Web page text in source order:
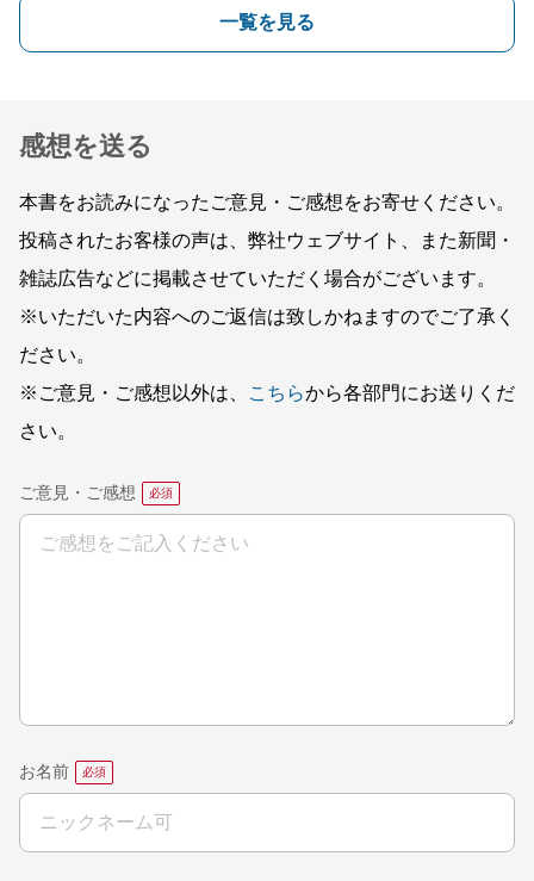
一覧を見る
感想を送る
本書をお読みになったご意見・ご感想をお寄せください。
投稿されたお客様の声は、弊社ウェブサイト、また新聞・
雑誌広告などに掲載させていただく場合がございます。
※いただいた内容へのご返信は致しかねますのでご了承く
ださい。
※ご意見・ご感想以外は、
こちらから各部門にお送りくだ
さい。
ご意見・ご感想
お名前